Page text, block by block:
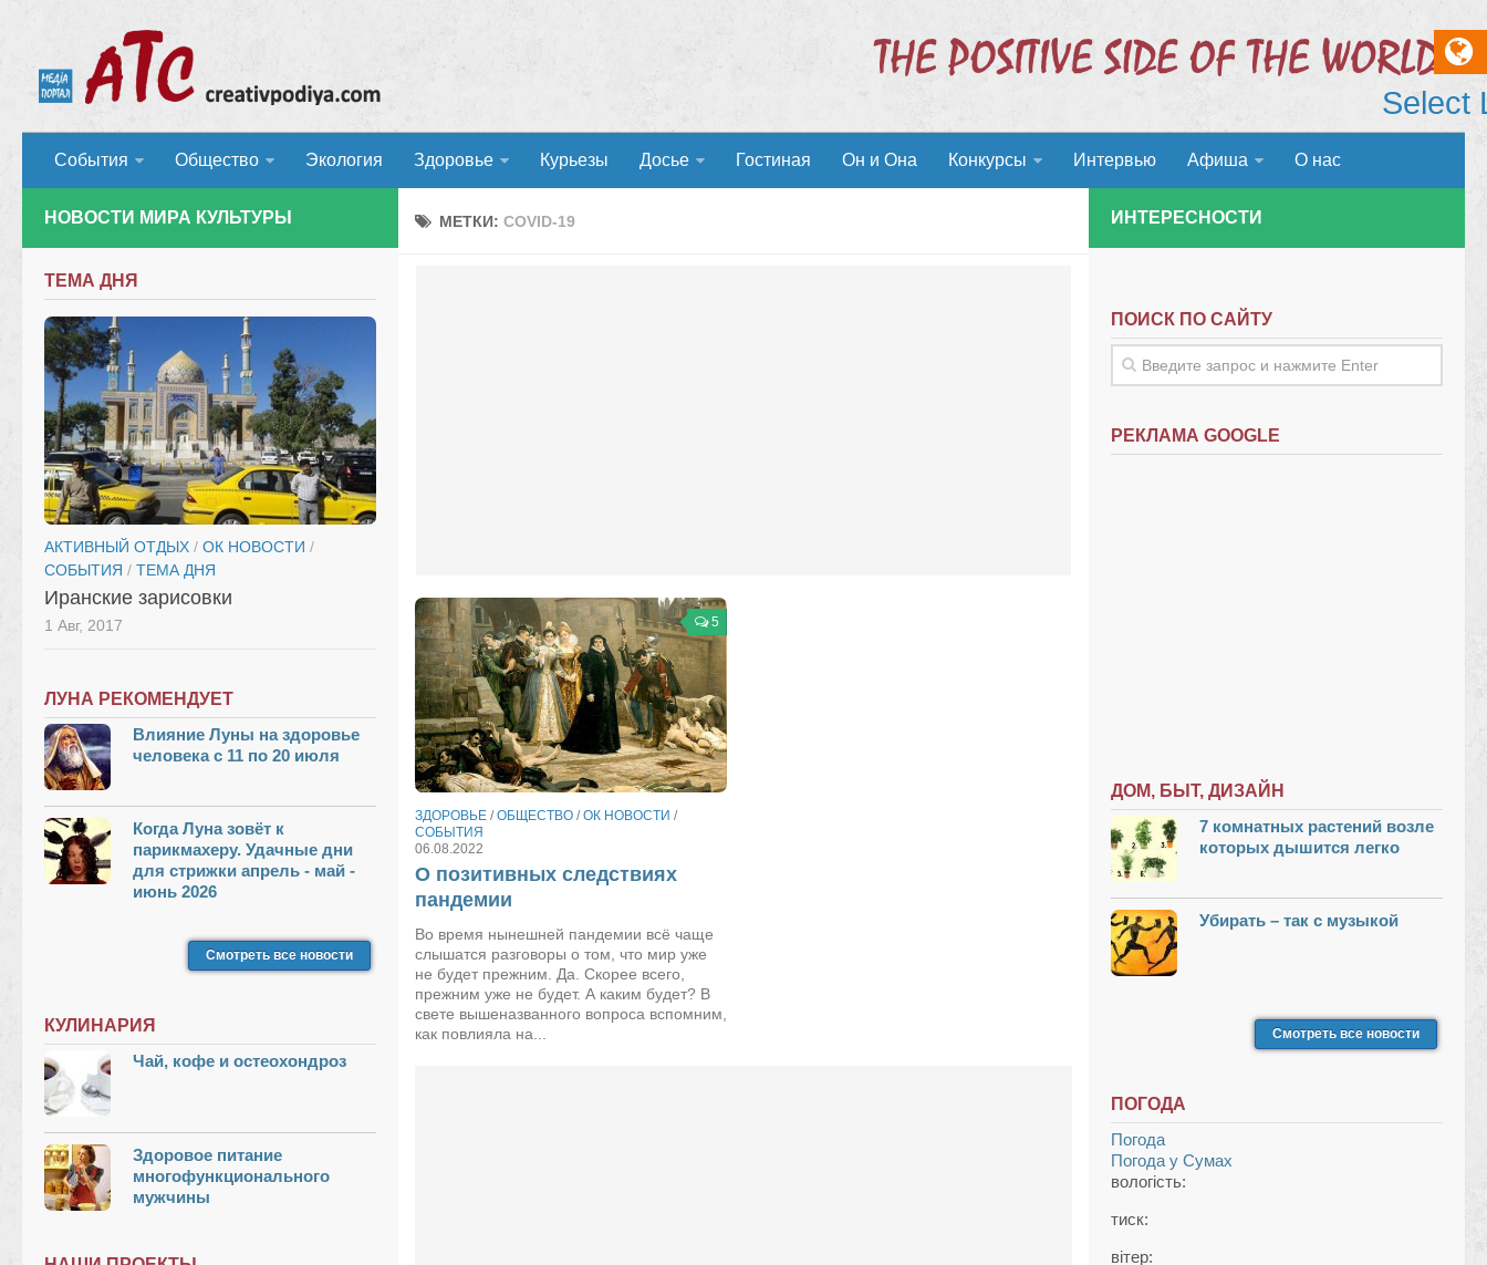
События Общество Экология Здоровье Курьезы Досье Гостиная Он и Она Конкурсы Интервью Афиша О нас
МЕТКИ: COVID-19
5
ЗДОРОВЬЕ /ОБЩЕСТВО /ОК НОВОСТИ /
СОБЫТИЯ
06.08.2022
О позитивных следствиях
пандемии
Во время нынешней пандемии всё чаще
слышатся разговоры о том, что мир уже
не будет прежним. Да. Скорее всего,
прежним уже не будет. А каким будет? В
свете вышеназванного вопроса вспомним,
как повлияла на...
НОВОСТИ МИРА КУЛЬТУРЫ
ТЕМА ДНЯ
АКТИВНЫЙ ОТДЫХ / ОК НОВОСТИ /
СОБЫТИЯ / ТЕМА ДНЯ
Иранские зарисовки
1 Авг, 2017
ЛУНА РЕКОМЕНДУЕТ
Влияние Луны на здоровье
человека с 11 по 20 июля
Когда Луна зовёт к
парикмахеру. Удачные дни
для стрижки апрель - май -
июнь 2026
Смотреть все новости
КУЛИНАРИЯ
Чай, кофе и остеохондроз
Здоровое питание
многофункционального
мужчины
ИНТЕРЕСНОСТИ
ПОИСК ПО САЙТУ
РЕКЛАМА GOOGLE
ДОМ, БЫТ, ДИЗАЙН
7 комнатных растений возле
которых дышится легко
Убирать – так с музыкой
Смотреть все новости
ПОГОДА
Погода
Погода у Сумах
вологість:
тиск:
вітер:
Select